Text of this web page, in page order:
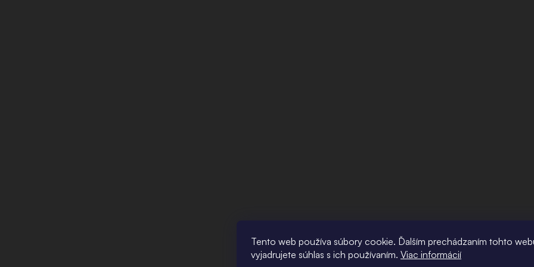
Tento web používa súbory cookie. Ďalším prechádzaním tohto
vyjadrujete súhlas s ich používaním. Viac informácií